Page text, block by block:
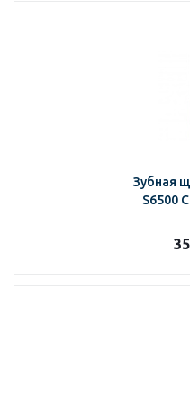
Зубная
S6500